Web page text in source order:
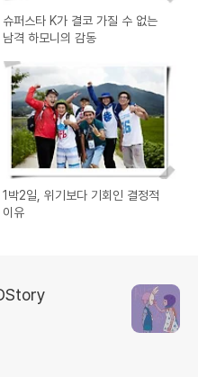
슈퍼스타 K가 결코 가질 수 없는
남격 하모니의 감동
1박2일, 위기보다 기회인 결정적
이유